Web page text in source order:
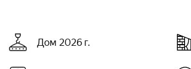
Добавить
Дом 2026 г.